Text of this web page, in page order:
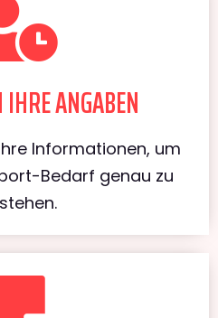
ANGABEN
Informationen, um
Bedarf genau zu